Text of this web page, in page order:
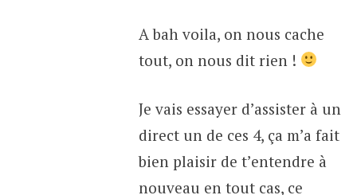
A bah voila, on nous cache
tout, on nous dit rien !
Je vais essayer d’assister à un
direct un de ces 4, ça m’a fait
bien plaisir de t’entendre à
nouveau en tout cas, ce